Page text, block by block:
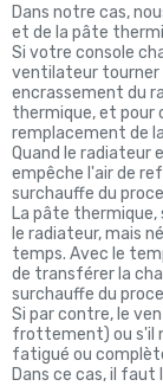
Dans notre cas,
et de la pâte
Si votre console
ventilateur tourner
encrassement du
thermique, et pour
remplacement de
Quand le radiateur
empêche l'air de
surchauffe du
La pâte
le radiateur, mais
temps. Avec le
de transférer la
surchauffe du
Si par contre, le
frottement) ou s'il
fatigué ou
Dans ce cas, il faut